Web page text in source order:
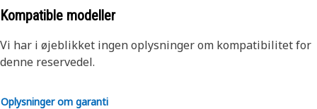
Kompatible modeller
Vi har i øjeblikket ingen oplysninger om kompatibilitet for
denne reservedel.
Oplysninger om garanti